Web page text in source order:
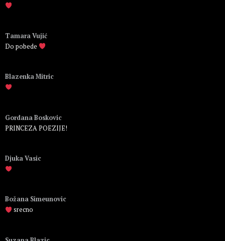
Tamara Vujić
Do pobede
Blazenka Mitric
Gordana Boskovic
PRINCEZA POEZIJE!
Djuka Vasic
Božana Simeunovic
srecno